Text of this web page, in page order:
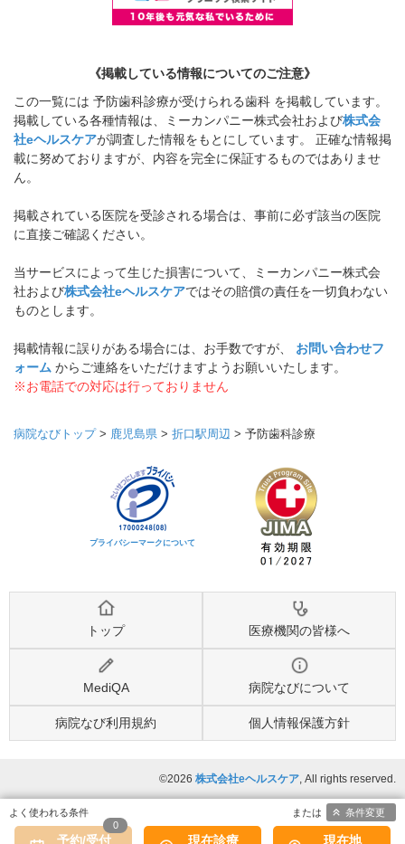
《掲載している情報についてのご注意》
この一覧には 予防歯科診療が受けられる歯科 を掲載しています。
掲載している各種情報は、ミーカンパニー株式会社および株式会
社eヘルスケアが調査した情報をもとにしています。 正確な情報掲
載に努めておりますが、内容を完全に保証するものではありませ
ん。
掲載されている医院を受診される場合は、事前に必ず該当の医院
に直接ご確認ください。
当サービスによって生じた損害について、ミーカンパニー株式会
社および株式会社eヘルスケアではその賠償の責任を一切負わない
ものとします。
掲載情報に誤りがある場合には、お手数ですが、 お問い合わせフ
ォーム からご連絡をいただけますようお願いいたします。
※お電話での対応は行っておりません
病院なびトップ> 鹿児島県 > 折口駅周辺 > 予防歯科診療
プライバシーマークについて
トップ 医療機関の皆様へ
MediQA 病院なびについて
病院なび利用規約 個人情報保護方針
©2026 株式会社eヘルスケア, All rights reserved.
予約/受付
0
現在診療 現在地
条件変更